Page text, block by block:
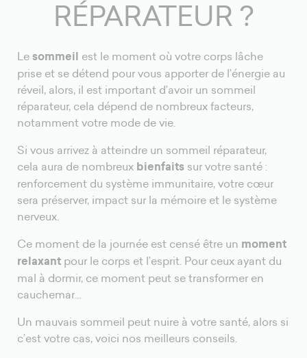
RÉPARATEUR ?
Lesommeil est le moment où votre corps lâche
prise et se détend pour vous apporter de l’énergie au
réveil, alors, il est important d’avoir un sommeil
réparateur, cela dépend de nombreux facteurs,
notamment votre mode de vie.
Si vous arrivez à atteindre un sommeil réparateur,
cela aura de nombreux bienfaits sur votre santé :
renforcement du système immunitaire, votre cœur
sera préserver, impact sur la mémoire et le système
nerveux.
Ce moment de la journée est censé être un moment
relaxant pour le corps et l’esprit. Pour ceux ayant du
mal à dormir, ce moment peut se transformer en
cauchemar…
Un mauvais sommeil peut nuire à votre santé, alors si
c’est votre cas, voici nos meilleurs conseils.